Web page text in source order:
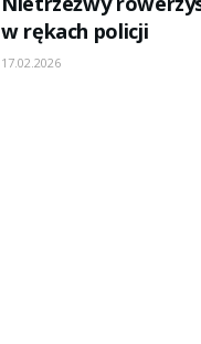
w rękach policji
17.02.2026